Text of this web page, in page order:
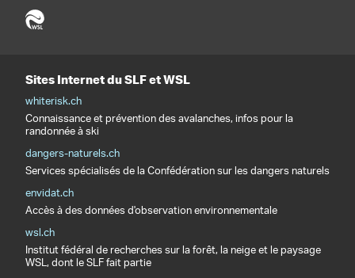
Sites Internet du SLF et WSL
whiterisk.ch
Connaissance et prévention des avalanches, infos pour la
randonnée à ski
dangers-naturels.ch
Services spécialisés de la Confédération sur les dangers naturels
envidat.ch
Accès à des données d'observation environnementale
wsl.ch
Institut fédéral de recherches sur la forêt, la neige et le paysage
WSL, dont le SLF fait partie